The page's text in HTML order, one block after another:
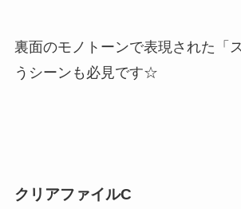
裏面のモノトーンで表現された「
うシーンも必見です☆
クリアファイルC